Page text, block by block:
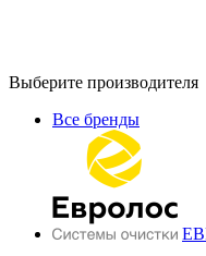
Выберите производителя
Все бренды